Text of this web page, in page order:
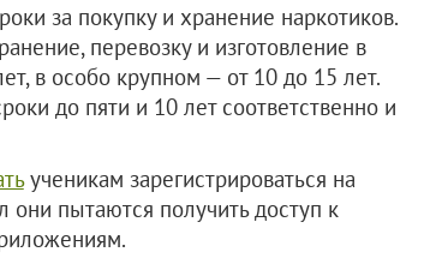
за покупку и хранение наркотиков.
перевозку и изготовление в
в особо крупном — от 10 до 15 лет.
до пяти и 10 лет соответственно и
ученикам зарегистрироваться на
пытаются получить доступ к